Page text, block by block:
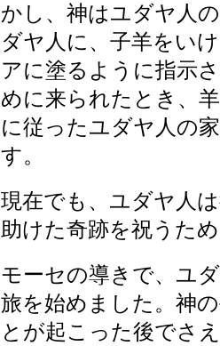
かし、神はユダヤ人
ダヤ人に、子羊をい
アに塗るように指示
めに来られたとき、
に従ったユダヤ人の
す。
現在でも、ユダヤ人
助けた奇跡を祝うた
モーセの導きで、ユ
旅を始めました。神
とが起こった後でさ